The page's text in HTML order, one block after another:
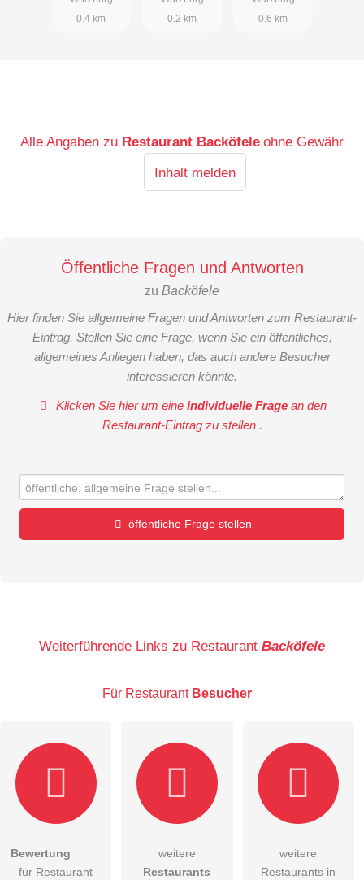
0.4 km
0.2 km
0.6 km
Alle Angaben zu Restaurant Backöfele ohne Gewähr
Inhalt melden
Öffentliche Fragen und Antworten
zu Backöfele
Hier finden Sie allgemeine Fragen und Antworten zum Restaurant-
Eintrag. Stellen Sie eine Frage, wenn Sie ein öffentliches,
allgemeines Anliegen haben, das auch andere Besucher
interessieren könnte.
Klicken Sie hier um eineindividuelle Frage an den
Restaurant-Eintrag zu stellen .
öffentliche Frage stellen
E-Mail-Adresse (wird nicht veröffentlicht)
Hiermit akzeptiere ich dieAGB
Weiterführende Links zu Restaurant Backöfele
Für Restaurant Besucher
Bewertung
für Restaurant
weitere
Restaurants
weitere
Restaurants in